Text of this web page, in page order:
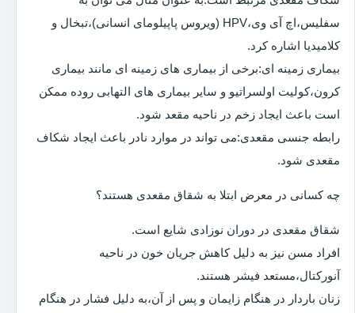
سفلیس،اچ آی وی،HPV (ویروس پاپیلومای انسانی)،تبخال و
کلامیدیا اشاره کرد.
بیماری زمینه ای:برخی از بیماری های زمینه ای مانند بیماری
کرون،کولیت اولسراتیو و سایر بیماری های التهابی روده ممکن
است باعث ایجاد زخم در ناحیه مقعد شود.
رابطه جنسی مقعدی:می تواند در موارد نادر باعث ایجاد شکاف
مقعدی شود.
چه کسانی در معرض ابتلا به شقاق مقعدی هستند؟
شقاق مقعدی در دوران نوزادی شایع است.
افراد مسن نیز به دلیل کاهش جریان خون در ناحیه
آنورکتال،مستعد فیشر هستند.
زنان باردار در هنگام زایمان و پس از آن،به دلیل فشار در هنگام